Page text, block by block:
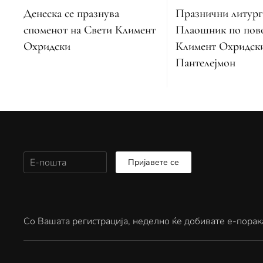
Денеска се празнува
споменот на Свети Климент
Охридски
Празнични
Плаошник по
Климент
Пантелејмон
Пријавете се
Со Вашата регистрација, неделно ќе добивате е-